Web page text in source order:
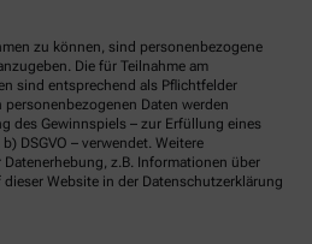
zu können, sind personenbezogene
Die für Teilnahme am
sind entsprechend als Pflichtfelder
Daten werden
des Gewinnspiels – zur Erfüllung eines
DSGVO – verwendet. Weitere
z.B. Informationen über
Website in der Datenschutzerklärung